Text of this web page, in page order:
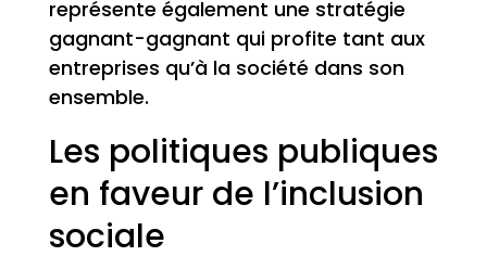
représente également une stratégie
gagnant-gagnant qui profite tant aux
entreprises qu’à la société dans son
ensemble.
Les politiques publiques
en faveur de l’inclusion
sociale